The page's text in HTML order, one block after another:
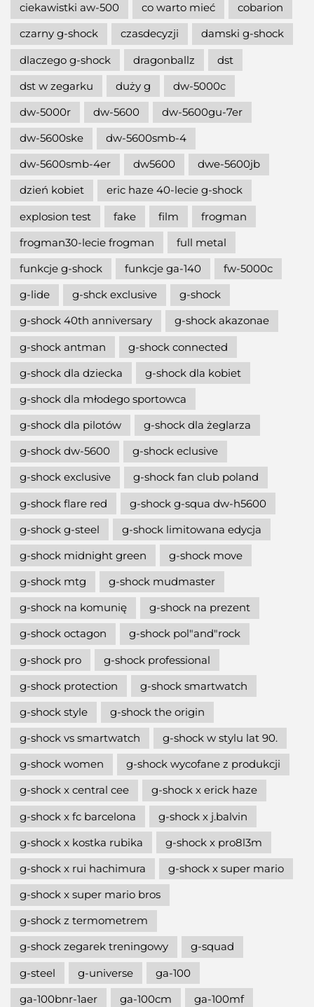
ciekawistki aw-500
co warto mieć
cobarion
czarny g-shock
czasdecyzji
damski g-shock
dlaczego g-shock
dragonballz
dst
dst w zegarku
duży g
dw-5000c
dw-5000r
dw-5600
dw-5600gu-7er
dw-5600ske
dw-5600smb-4
dw-5600smb-4er
dw5600
dwe-5600jb
dzień kobiet
eric haze 40-lecie g-shock
explosion test
fake film
frogman
frogman30-lecie frogman
full metal
funkcje g-shock
funkcje ga-140
fw-5000c
g-lide
g-shck exclusive
g-shock
g-shock 40th anniversary
g-shock akazonae
g-shock antman
g-shock connected
g-shock dla dziecka
g-shock dla kobiet
g-shock dla młodego sportowca
g-shock dla pilotów
g-shock dla żeglarza
g-shock dw-5600
g-shock eclusive
g-shock exclusive
g-shock fan club poland
g-shock flare red
g-shock g-squa dw-h5600
g-shock g-steel
g-shock limitowana edycja
g-shock midnight green
g-shock move
g-shock mtg
g-shock mudmaster
g-shock na komunię
g-shock na prezent
g-shock octagon
g-shock pol"and"rock
g-shock pro
g-shock professional
g-shock protection
g-shock smartwatch
g-shock style
g-shock the origin
g-shock vs smartwatch
g-shock w stylu lat 90.
g-shock women
g-shock wycofane z produkcji
g-shock x central cee
g-shock x erick haze
g-shock x fc barcelona
g-shock x j.balvin
g-shock x kostka rubika
g-shock x pro8l3m
g-shock x rui hachimura
g-shock x super mario
g-shock x super mario bros
g-shock z termometrem
g-shock zegarek treningowy
g-squad
g-steel
g-universe
ga-100
ga-100bnr-1aer
ga-100cm ga-100mf